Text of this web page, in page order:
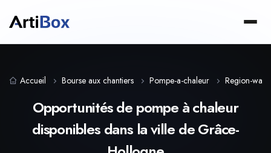
Accueil Bourse aux chantiers Pompe-a-chaleur Region-
Opportunités de pompe à chaleur
disponibles dans la ville de Grâce-